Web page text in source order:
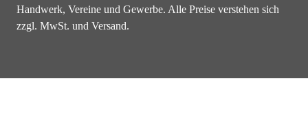
Handwerk, Vereine und Gewerbe. Alle Preise verstehen sich
zzgl. MwSt. und Versand.